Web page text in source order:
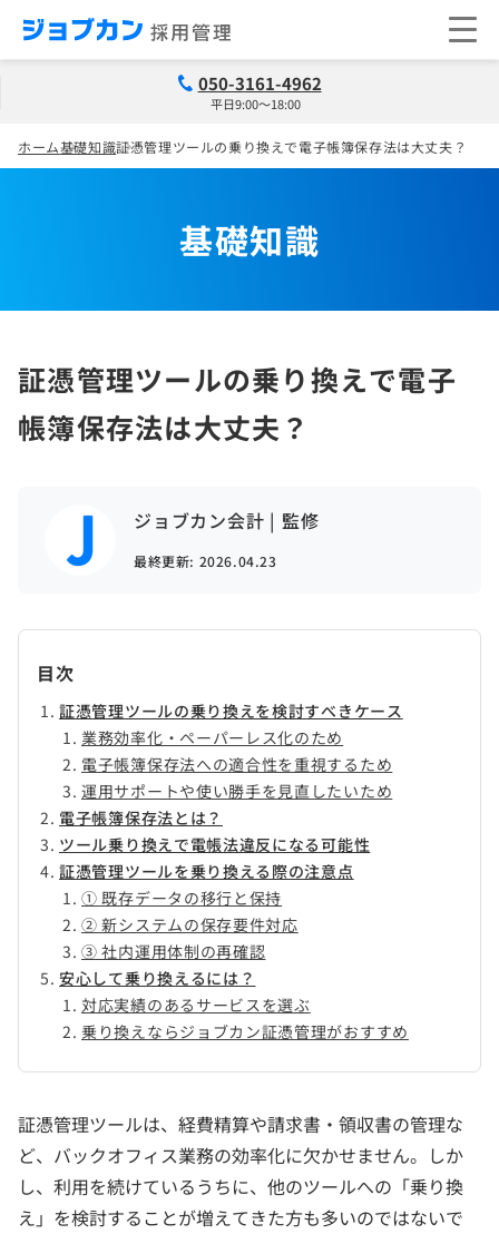
050-3161-4962
平日9:00～18:00
ホーム基礎知識証憑管理ツールの乗り換えで電子帳簿保存法は大丈夫？
基礎知識
証憑管理ツールの乗り換えで電子
帳簿保存法は大丈夫？
ジョブカン会計 | 監修
最終更新: 2026.04.23
目次
証憑管理ツールの乗り換えを検討すべきケース
業務効率化・ペーパーレス化のため
電子帳簿保存法への適合性を重視するため
運用サポートや使い勝手を見直したいため
電子帳簿保存法とは？
ツール乗り換えで電帳法違反になる可能性
証憑管理ツールを乗り換える際の注意点
① 既存データの移行と保持
② 新システムの保存要件対応
③ 社内運用体制の再確認
安心して乗り換えるには？
対応実績のあるサービスを選ぶ
乗り換えならジョブカン証憑管理がおすすめ
証憑管理ツールは、経費精算や請求書・領収書の管理な
ど、バックオフィス業務の効率化に欠かせません。しか
し、利用を続けているうちに、他のツールへの「乗り換
え」を検討することが増えてきた方も多いのではないで